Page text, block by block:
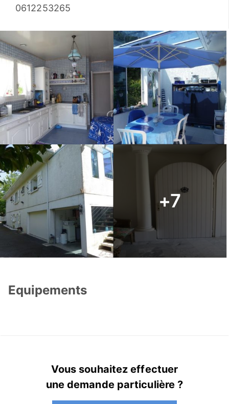
0612253265
+7
Equipements
Vous souhaitez effectuer
une demande particulière ?